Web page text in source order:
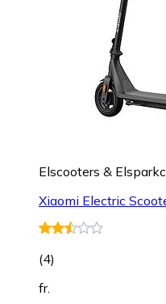
Elscooters &
Xiaomi Electric
(4)
fr.